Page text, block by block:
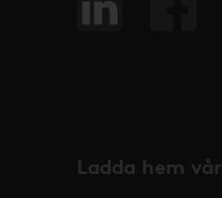
Ladda hem